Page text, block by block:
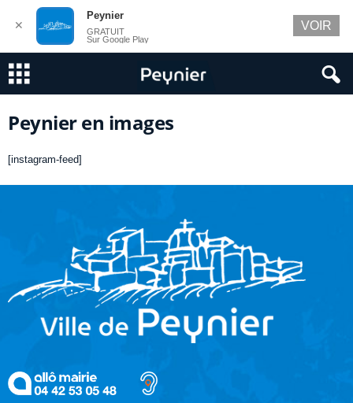
Peynier en images
[instagram-feed]
✕
Peynier
GRATUIT
Sur Google Play
VOIR